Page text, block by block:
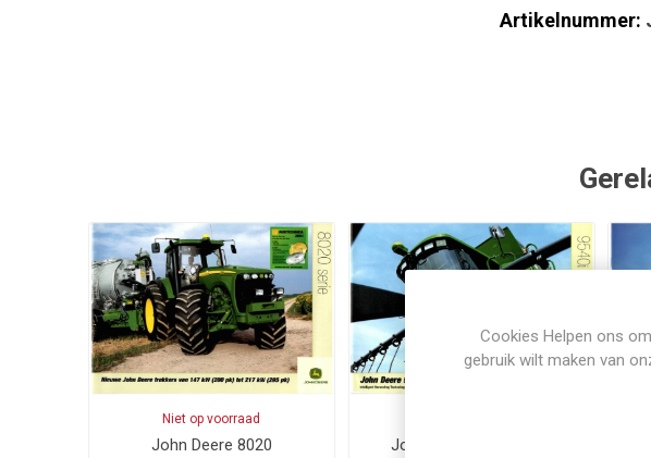
Artikelnummer:
Niet op voorraad
John Deere 8020
John Deere 9000i WTS
Cookies Helpen ons
gebruik wilt maken van